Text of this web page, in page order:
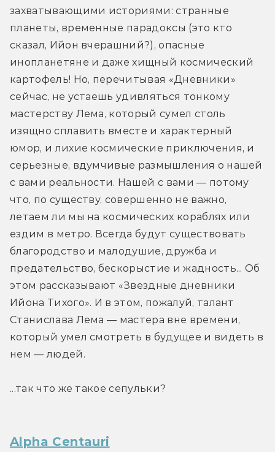
захватывающими историями: странные
планеты, временные парадоксы (это кто
сказал, Ийон вчерашний?), опасные
инопланетяне и даже хищный космический
картофель! Но, перечитывая «Дневники»
сейчас, не устаешь удивляться тонкому
мастерству Лема, который сумел столь
изящно сплавить вместе и характерный
юмор, и лихие космические приключения, и
серьезные, вдумчивые размышления о нашей
с вами реальности. Нашей с вами — потому
что, по существу, совершенно не важно,
летаем ли мы на космических кораблях или
ездим в метро. Всегда будут существовать
благородство и малодушие, дружба и
предательство, бескорыстие и жадность... Об
этом рассказывают «Звездные дневники
Ийона Тихого». И в этом, пожалуй, талант
Станислава Лема — мастера вне времени,
который умел смотреть в будущее и видеть в
нем — людей.
...так что же такое сепульки?
Alpha Centauri